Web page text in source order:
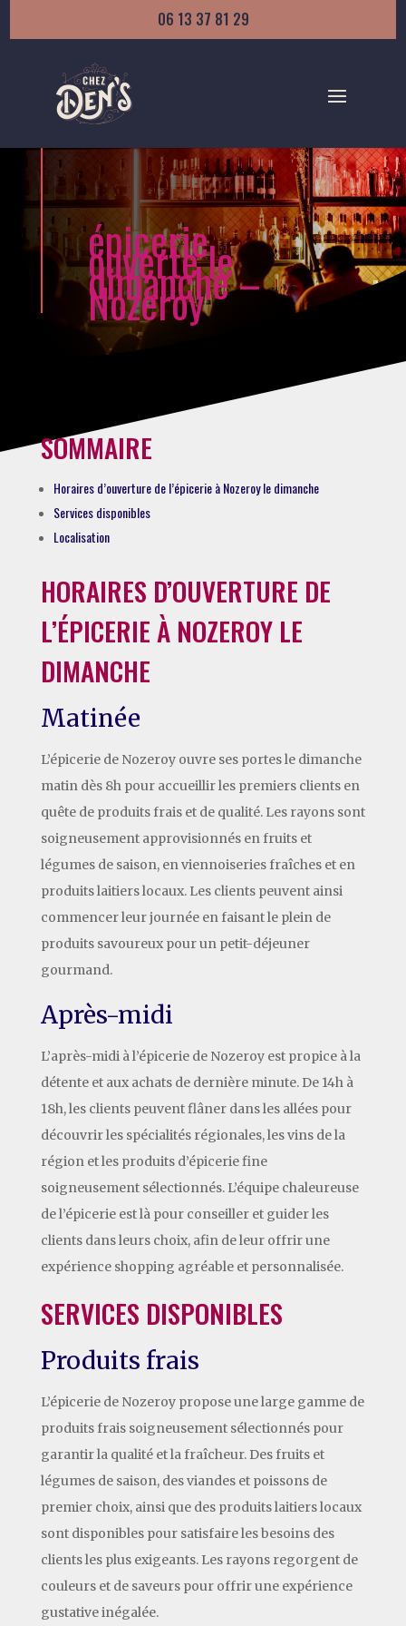
06 13 37 81 29
épicerie
ouverte le
dimanche –
Nozeroy
SOMMAIRE
Horaires d’ouverture de l’épicerie à Nozeroy le dimanche
Services disponibles
Localisation
HORAIRES D’OUVERTURE DE
L’ÉPICERIE À NOZEROY LE
DIMANCHE
Matinée
L’épicerie de Nozeroy ouvre ses portes le dimanche
matin dès 8h pour accueillir les premiers clients en
quête de produits frais et de qualité. Les rayons sont
soigneusement approvisionnés en fruits et
légumes de saison, en viennoiseries fraîches et en
produits laitiers locaux. Les clients peuvent ainsi
commencer leur journée en faisant le plein de
produits savoureux pour un petit-déjeuner
gourmand.
Après-midi
L’après-midi à l’épicerie de Nozeroy est propice à la
détente et aux achats de dernière minute. De 14h à
18h, les clients peuvent flâner dans les allées pour
découvrir les spécialités régionales, les vins de la
région et les produits d’épicerie fine
soigneusement sélectionnés. L’équipe chaleureuse
de l’épicerie est là pour conseiller et guider les
clients dans leurs choix, afin de leur offrir une
expérience shopping agréable et personnalisée.
SERVICES DISPONIBLES
Produits frais
L’épicerie de Nozeroy propose une large gamme de
produits frais soigneusement sélectionnés pour
garantir la qualité et la fraîcheur. Des fruits et
légumes de saison, des viandes et poissons de
premier choix, ainsi que des produits laitiers locaux
sont disponibles pour satisfaire les besoins des
clients les plus exigeants. Les rayons regorgent de
couleurs et de saveurs pour offrir une expérience
gustative inégalée.